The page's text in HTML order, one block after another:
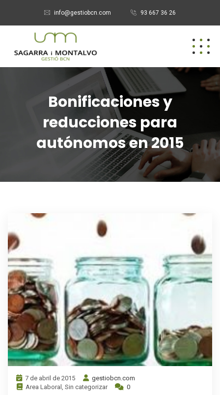
info@gestiobcn.com 93 667 36 26
Bonificaciones y
reducciones para
autónomos en 2015
7 de abril de 2015
gestiobcn.com
Area Laboral , Sin categorizar 0